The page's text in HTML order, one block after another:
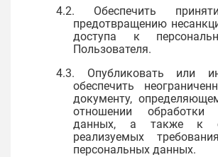
4.2. Обеспечить
предотвращению
доступа к
Пользователя.
4.3. Опубликовать или
обеспечить
документу,
отношении обработки
данных, а также к
реализуемых
персональных данных.